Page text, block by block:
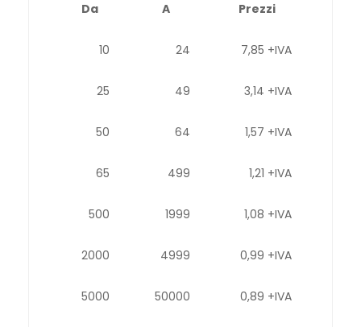
Da A Prezzi
10 24 7,85 +IVA
25 49 3,14 +IVA
50 64 1,57 +IVA
65 499 1,21 +IVA
500 1999 1,08 +IVA
2000 4999 0,99 +IVA
5000 50000 0,89 +IVA